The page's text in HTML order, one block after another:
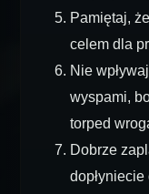
Pamiętaj,
celem dla
Nie
wyspami,
torped
Dobrze